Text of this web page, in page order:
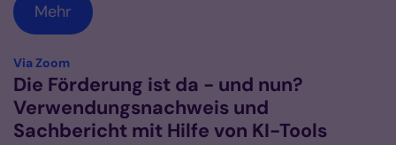
Mehr
Via Zoom:
Die Förderung ist da - und nun?
Verwendungsnachweis und
Sachbericht mit Hilfe von KI-Tools